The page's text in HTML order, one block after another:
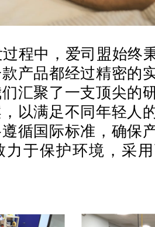
中，爱司盟始终
产品都经过精密的
汇聚了一支顶尖的
以满足不同年轻人
循国际标准，确保
力于保护环境，采